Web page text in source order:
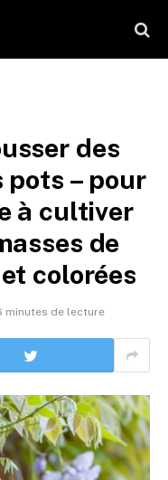
des
– pour
à cultiver
de
colorées
minutes de lecture